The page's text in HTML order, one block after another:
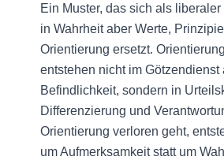
Ein Muster, das sich als
in Wahrheit aber Werte,
Orientierung ersetzt.
entstehen nicht im Götzendienst
Befindlichkeit, sondern in
Differenzierung und
Orientierung verloren geht,
um Aufmerksamkeit statt um